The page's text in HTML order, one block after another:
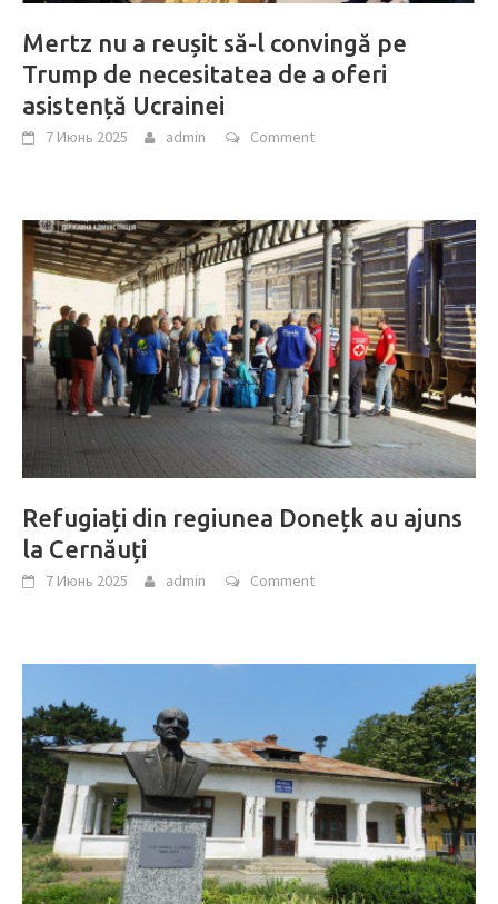
Mertz nu a reușit să-l convingă pe
Trump de necesitatea de a oferi
asistență Ucrainei
7 Июнь 2025 admin Comment
Refugiați din regiunea Donețk au ajuns
la Cernăuți
7 Июнь 2025 admin Comment